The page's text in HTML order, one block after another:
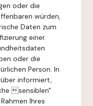
oder die
würden,
Daten zum
einer
oder die
Person. In
informiert,
sensiblen"
Ihres